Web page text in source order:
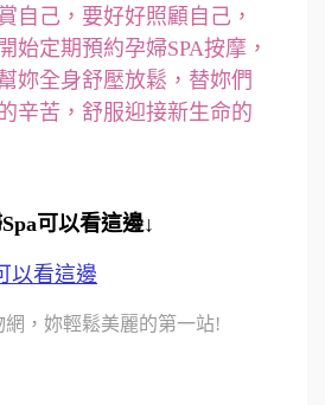
自己，要好好照顧自己，
始定期預約孕婦SPA按摩，
妳全身舒壓放鬆，替妳們
辛苦，舒服迎接新生命的
可以看這邊↓
以看這邊
網，妳輕鬆美麗的第一站!